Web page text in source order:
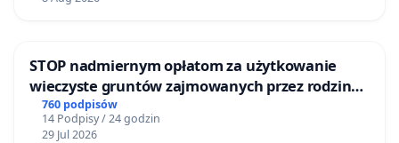
STOP nadmiernym opłatom za użytkowanie
wieczyste gruntów zajmowanych przez rodzinne
ogrody działkowe.
760 podpisów
14 Podpisy / 24 godzin
29 Jul 2026